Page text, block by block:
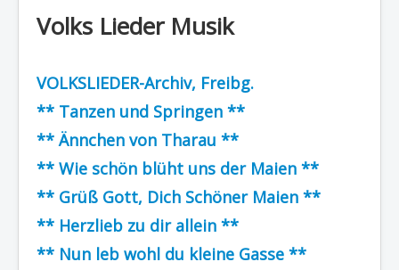
WISSEN - aktuell
Verlag
Volks Lieder Musik
VOLKSLIEDER-Archiv, Freibg.
** Tanzen und Springen **
** Ännchen von Tharau **
** Wie schön blüht uns der Maien **
** Grüß Gott, Dich Schöner Maien **
** Herzlieb zu dir allein **
** Nun leb wohl du kleine Gasse **